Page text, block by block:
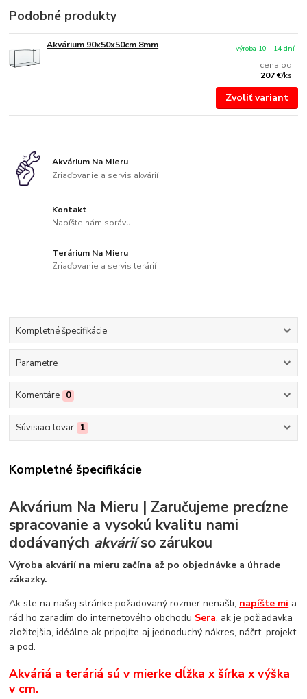
Podobné produkty
Akvárium 90x50x50cm 8mm
cena od
207 €/ks
výroba 10 - 14 dní
Zvoliť variant
Akvárium Na Mieru
Zriaďovanie a servis akvárií
Kontakt
Napíšte nám správu
Terárium Na Mieru
Zriaďovanie a servis terárií
Kompletné špecifikácie
Parametre
Komentáre 0
Súvisiaci tovar 1
Kompletné špecifikácie
Akvárium Na Mieru | Zaručujeme precízne
spracovanie a vysokú kvalitu nami
dodávaných akváriíso zárukou
Výroba akvárií na mieru začína až po objednávke a úhrade
zákazky.
Ak ste na našej stránke požadovaný rozmer nenašli, napíšte mi a
rád ho zaradím do internetového obchodu Sera, ak je požiadavka
zložitejšia, idéálne ak pripojíte aj jednoduchý nákres, náčrt, projekt
a pod.
Akváriá a teráriá sú v mierke dĺžka x šírka x výška
v cm.